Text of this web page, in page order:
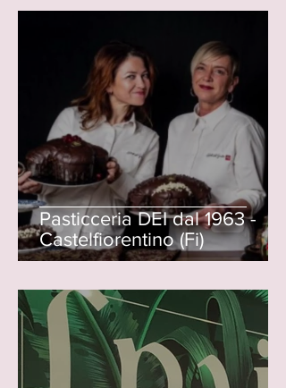
Pasticceria DEI dal 1963 -
Castelfiorentino (Fi)